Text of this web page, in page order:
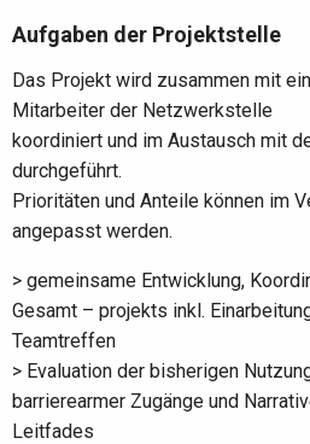
Aufgaben der Projektstelle
Das Projekt wird zusammen mit
Mitarbeiter der Netzwerkstelle
koordiniert und im Austausch mit
durchgeführt.
Prioritäten und Anteile können im
angepasst werden.
> gemeinsame Entwicklung,
Gesamt – projekts inkl.
Teamtreffen
> Evaluation der bisherigen
barrierearmer Zugänge und
Leitfades